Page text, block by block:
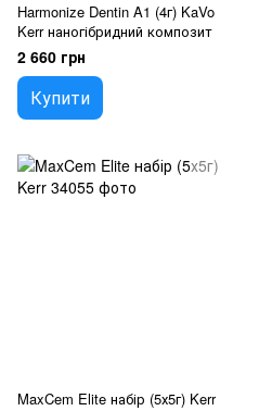
Harmonize Dentin A1 (4г) KaVo
Kerr наногібридний композит
2 660 грн
Купити
MaxCem Elite набір (5х5г) Kerr